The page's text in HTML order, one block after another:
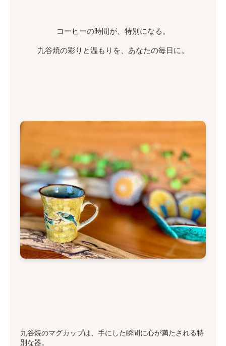
コーヒーの時間が、特別になる。
九谷焼の彩りと温もりを、あなたの毎日に。
九谷焼のマグカップは、手にした瞬間に心が満たされる特
別な器。